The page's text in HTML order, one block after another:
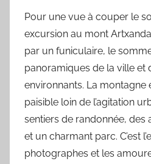
Pour une vue à couper le
excursion au mont
par un funiculaire, le
panoramiques de la ville et
environnants. La montagne
paisible loin de l’agitation
sentiers de randonnée, des
et un charmant parc. C’est
photographes et les